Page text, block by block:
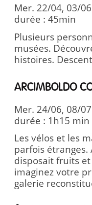
Mer. 22/04, 03/
durée : 45min
Plusieurs
musées.
histoires.
ARCIMBOLDO
Mer. 24/06, 08/
durée : 1h15 min
Les vélos et les
parfois étranges.
disposait fruits
imaginez votre
galerie